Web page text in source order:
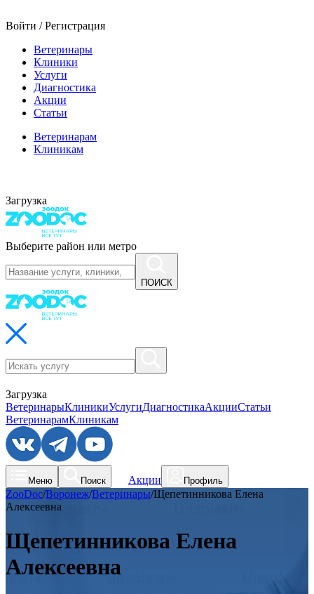
Войти / Регистрация
Ветеринары
Клиники
Услуги
Диагностика
Акции
Статьи
Ветеринарам
Клиникам
Загрузка
Выберите район или метро
ПОИСК
Загрузка
ВетеринарыКлиникиУслугиДиагностикаАкцииСтатьи
ВетеринарамКлиникам
Меню Поиск Акции Профиль
ZooDoc/Воронеж/Ветеринары/Щепетинникова Елена
Алексеевна
Щепетинникова Елена
Алексеевна